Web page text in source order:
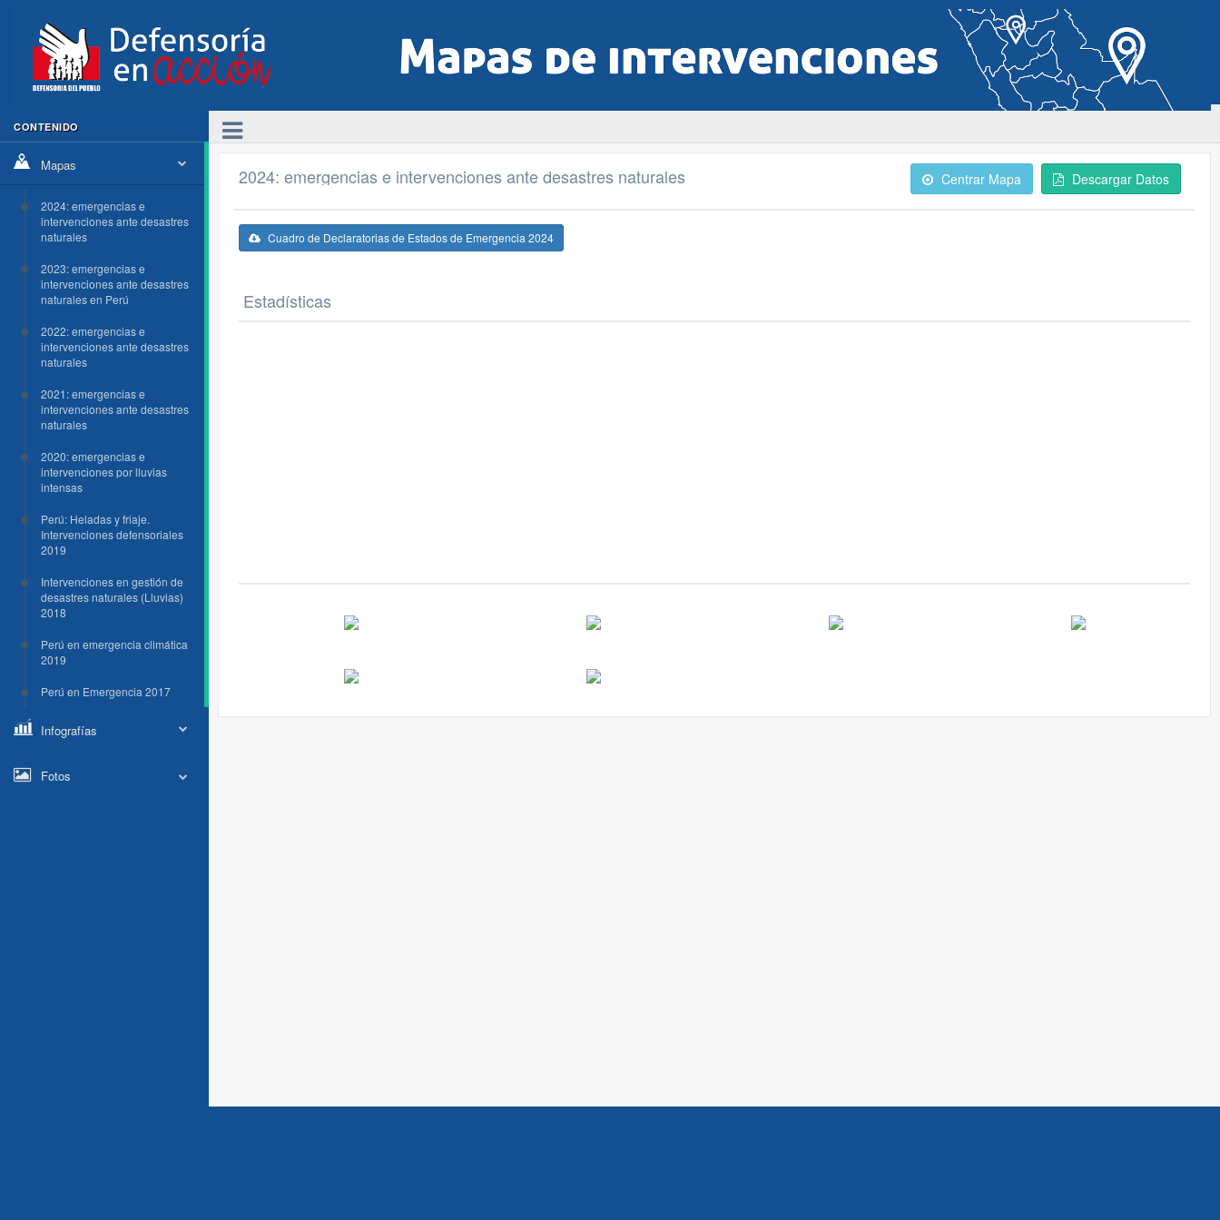
CONTENIDO
Mapas
2024: emergencias e
intervenciones ante desastres
naturales
2023: emergencias e
intervenciones ante desastres
naturales en Perú
2022: emergencias e
intervenciones ante desastres
naturales
2021: emergencias e
intervenciones ante desastres
naturales
2020: emergencias e
intervenciones por lluvias
intensas
Perú: Heladas y friaje.
Intervenciones defensoriales
2019
Intervenciones en gestión de
desastres naturales (Lluvias)
2018
Perú en emergencia climática
2019
Perú en Emergencia 2017
Infografías
Fotos
2024: emergencias e intervenciones ante desastres naturales Centrar Mapa Descargar Datos
Cuadro de Declaratorias de Estados de Emergencia 2024
Estadísticas